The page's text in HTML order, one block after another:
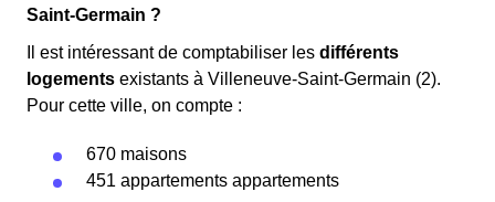
Saint-Germain ?
Il est intéressant de comptabiliser les différents
logements existants à Villeneuve-Saint-Germain (2).
Pour cette ville, on compte :
670 maisons
451 appartements appartements